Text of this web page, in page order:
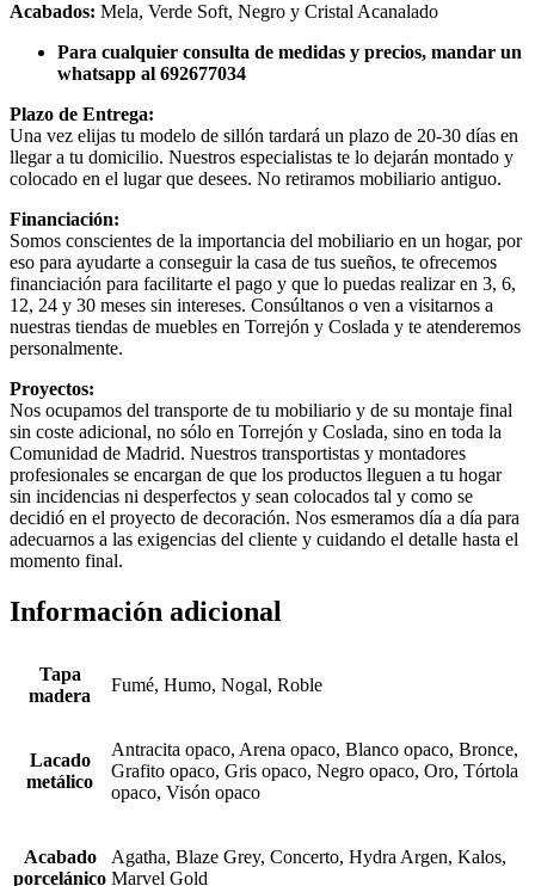
Acabados: Mela, Verde Soft, Negro y Cristal Acanalado
Para cualquier consulta de medidas y precios, mandar un
whatsapp al 692677034
Plazo de Entrega:
Una vez elijas tu modelo de sillón tardará un plazo de 20-30 días en
llegar a tu domicilio. Nuestros especialistas te lo dejarán montado y
colocado en el lugar que desees. No retiramos mobiliario antiguo.
Financiación:
Somos conscientes de la importancia del mobiliario en un hogar, por
eso para ayudarte a conseguir la casa de tus sueños, te ofrecemos
financiación para facilitarte el pago y que lo puedas realizar en 3, 6,
12, 24 y 30 meses sin intereses. Consúltanos o ven a visitarnos a
nuestras tiendas de muebles en Torrejón y Coslada y te atenderemos
personalmente.
Proyectos:
Nos ocupamos del transporte de tu mobiliario y de su montaje final
sin coste adicional, no sólo en Torrejón y Coslada, sino en toda la
Comunidad de Madrid. Nuestros transportistas y montadores
profesionales se encargan de que los productos lleguen a tu hogar
sin incidencias ni desperfectos y sean colocados tal y como se
decidió en el proyecto de decoración. Nos esmeramos día a día para
adecuarnos a las exigencias del cliente y cuidando el detalle hasta el
momento final.
Información adicional
Tapa
madera
Fumé, Humo, Nogal, Roble
Lacado
metálico
Antracita opaco, Arena opaco, Blanco opaco, Bronce,
Grafito opaco, Gris opaco, Negro opaco, Oro, Tórtola
opaco, Visón opaco
Acabado
porcelánico
Agatha, Blaze Grey, Concerto, Hydra Argen, Kalos,
Marvel Gold